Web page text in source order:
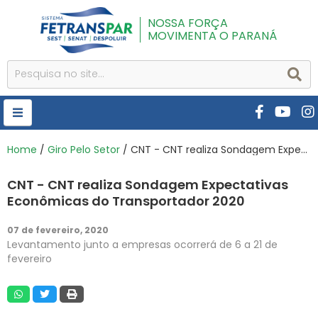
NOSSA FORÇA
MOVIMENTA O PARANÁ
HOME
PUBLICAÇÕES
CURSOS E EVENTOS
SEST SENAT
Home / Giro Pelo Setor / CNT - CNT realiza Sondagem Expectativas Econômicas do Transportador 2020
CNT - CNT realiza Sondagem Expectativas
Econômicas do Transportador 2020
07 de fevereiro, 2020
Levantamento junto a empresas ocorrerá de 6 a 21 de
fevereiro